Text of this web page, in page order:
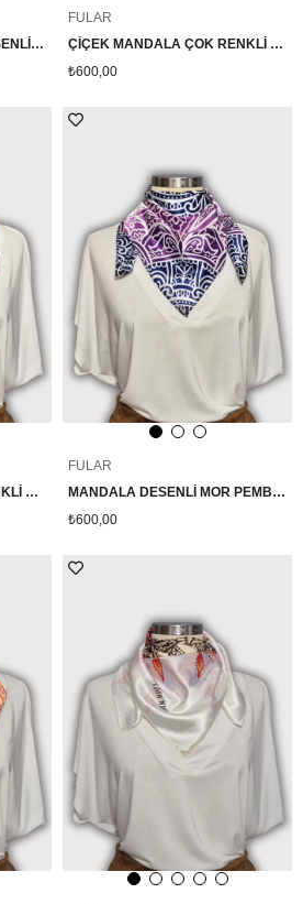
YAŞAM ÇİÇEĞİ PETEK DESENLİ SATEN FULAR
FULAR
ÇİÇEK MANDALA ÇOK RENKLİ SATEN FULAR
₺600,00
SPİRAL DESENLİ ÇOK RENKLİ SATEN FULAR
FULAR
MANDALA DESENLİ MOR PEMBE LACİVERT SATEN FULAR
₺600,00